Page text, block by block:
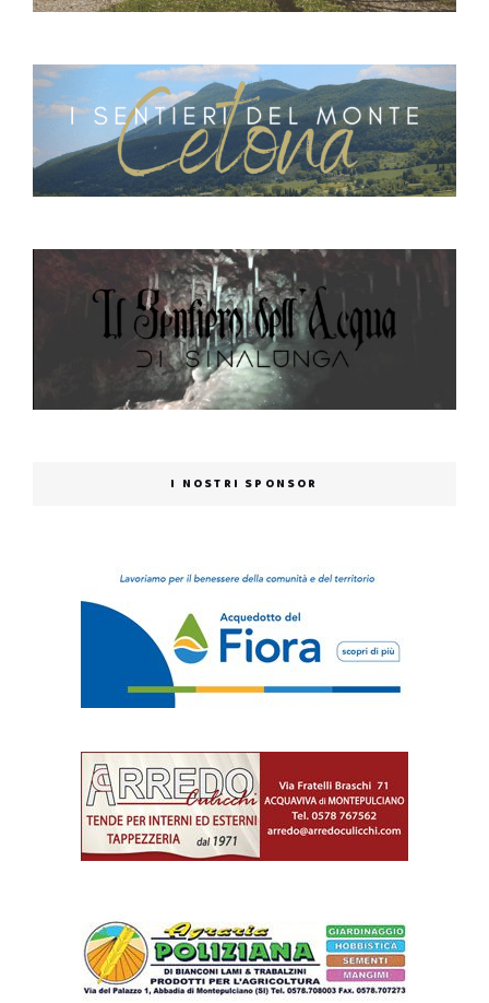
I NOSTRI SPONSOR